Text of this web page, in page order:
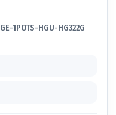
1POTS-HGU-HG322G